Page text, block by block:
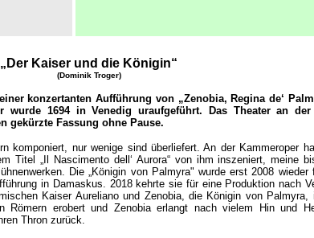
„Der Kaiser und die Königin“
(Dominik Troger)
konzertanten Aufführung von „Zenobia, Regina de‘
wurde 1694 in Venedig uraufgeführt. Das Theater an der
gekürzte Fassung ohne Pause.
komponiert, nur wenige sind überliefert. An der Kammeroper
Titel „Il Nascimento dell‘ Aurora“ von ihm inszeniert, meine
Die „Königin von Palmyra" wurde erst 2008 wieder
in Damaskus. 2018 kehrte sie für eine Produktion nach
Kaiser Aureliano und Zenobia, die Königin von Palmyra,
Römern erobert und Zenobia erlangt nach vielem Hin und
Thron zurück.